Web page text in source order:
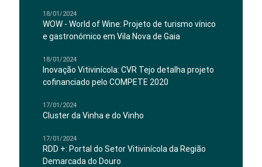
18/01/2024
WOW - World of Wine: Projeto de turismo vínico
e gastronómico em Vila Nova de Gaia
18/01/2024
Inovação Vitivinícola: CVR Tejo detalha projeto
cofinanciado pelo COMPETE 2020
17/01/2024
Cluster da Vinha e do Vinho
17/01/2024
RDD +: Portal do Setor Vitivinícola da Região
Demarcada do Douro